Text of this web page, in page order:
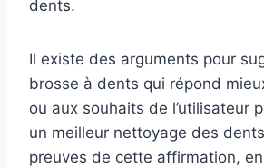
dents.
Il existe des arguments pour
brosse à dents qui répond
ou aux souhaits de l’utilisateur
un meilleur nettoyage des
preuves de cette affirmation,